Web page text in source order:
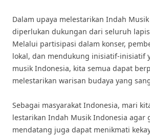
Dalam upaya melestarikan Indah
diperlukan dukungan dari seluruh
Melalui partisipasi dalam konser,
lokal, dan mendukung inisiatif-inisiatif
musik Indonesia, kita semua dapat
melestarikan warisan budaya yang
Sebagai masyarakat Indonesia, mari
lestarikan Indah Musik Indonesia agar
mendatang juga dapat menikmati